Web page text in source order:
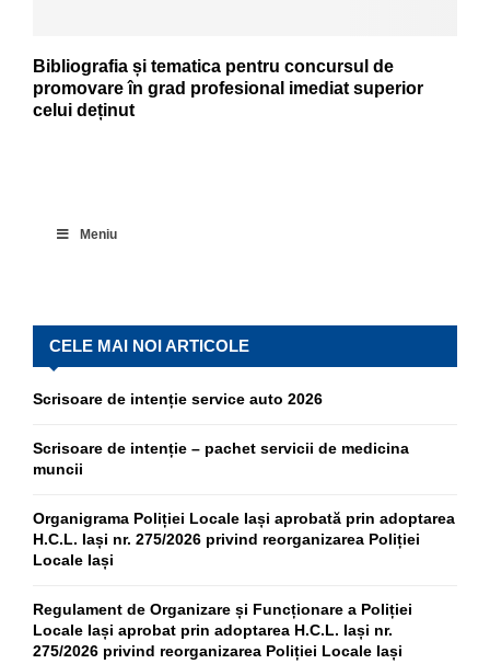
Bibliografia și tematica pentru concursul de
promovare în grad profesional imediat superior
celui deținut
Meniu
CELE MAI NOI ARTICOLE
Scrisoare de intenție service auto 2026
Scrisoare de intenție – pachet servicii de medicina
muncii
Organigrama Poliției Locale Iași aprobată prin adoptarea
H.C.L. Iași nr. 275/2026 privind reorganizarea Poliției
Locale Iași
Regulament de Organizare și Funcționare a Poliției
Locale Iași aprobat prin adoptarea H.C.L. Iași nr.
275/2026 privind reorganizarea Poliției Locale Iași